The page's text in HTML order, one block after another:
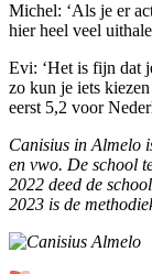
Michel: ‘Als je er
hier heel veel
Evi: ‘Het is fijn dat
zo kun je iets
eerst 5,2 voor
Canisius in Almelo
en vwo. De school
2022 deed de
2023 is de